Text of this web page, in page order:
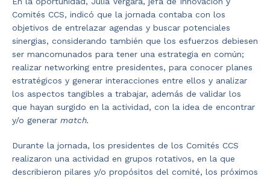
Comités CCS, indicó que la jornada contaba con los
objetivos de entrelazar agendas y buscar potenciales
sinergias, considerando también que los esfuerzos debiesen
ser mancomunados para tener una estrategia en común;
realizar networking entre presidentes, para conocer planes
estratégicos y generar interacciones entre ellos y analizar
los aspectos tangibles a trabajar, además de validar los
que hayan surgido en la actividad, con la idea de encontrar
y/o generar match.
Durante la jornada, los presidentes de los Comités CCS
realizaron una actividad en grupos rotativos, en la que
describieron pilares y/o propósitos del comité, los próximos